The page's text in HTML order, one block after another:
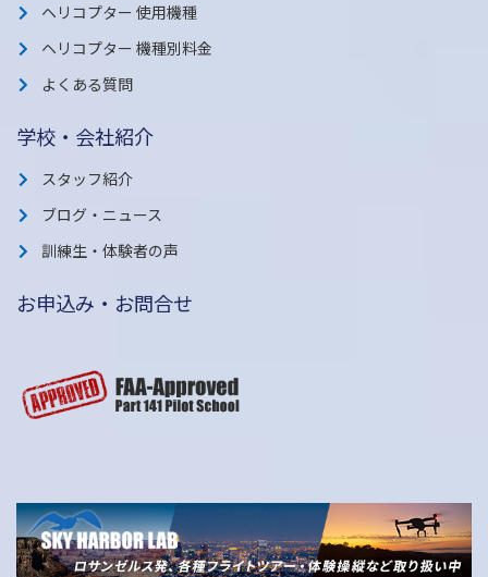
ヘリコプター 使用機種
ヘリコプター 機種別料金
よくある質問
学校・会社紹介
スタッフ紹介
ブログ・ニュース
訓練生・体験者の声
お申込み・お問合せ